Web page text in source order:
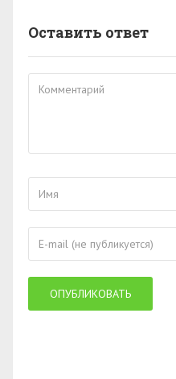
Оставить ответ